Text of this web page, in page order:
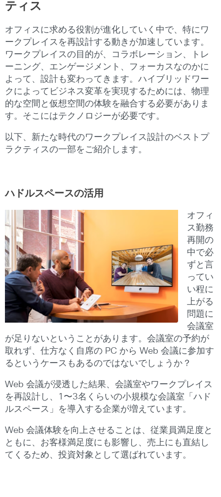
ティス
オフィスに求める役割が進化していく中で、特にワ
ークプレイスを再設計する動きが加速しています。
ワークプレイスの目的が、コラボレーション、トレ
ーニング、エンゲージメント、フォーカスなのかに
よって、設計も変わってきます。ハイブリッドワー
クによってビジネス変革を実現するためには、物理
的な空間と仮想空間の体験を融合する必要がありま
す。そこにはテクノロジーが必要です。
以下、新たな時代のワークプレイス設計のベストプ
ラクティスの一部をご紹介します。
ハドルスペースの活用
オフィ
ス勤務
再開の
中で必
ずと言
ってい
い程に
上がる
問題に
会議室
が足りないということがあります。会議室の予約が
取れず、仕方なく自席の PC から Web 会議に参加す
るというケースもあるのではないでしょうか？
Web 会議が浸透した結果、会議室やワークプレイス
を再設計し、1〜3名くらいの小規模な会議室「ハド
ルスペース」を導入する企業が増えています。
Web 会議体験を向上させることは、従業員満足度と
ともに、お客様満足度にも影響し、売上にも直結し
てくるため、投資対象として選ばれています。